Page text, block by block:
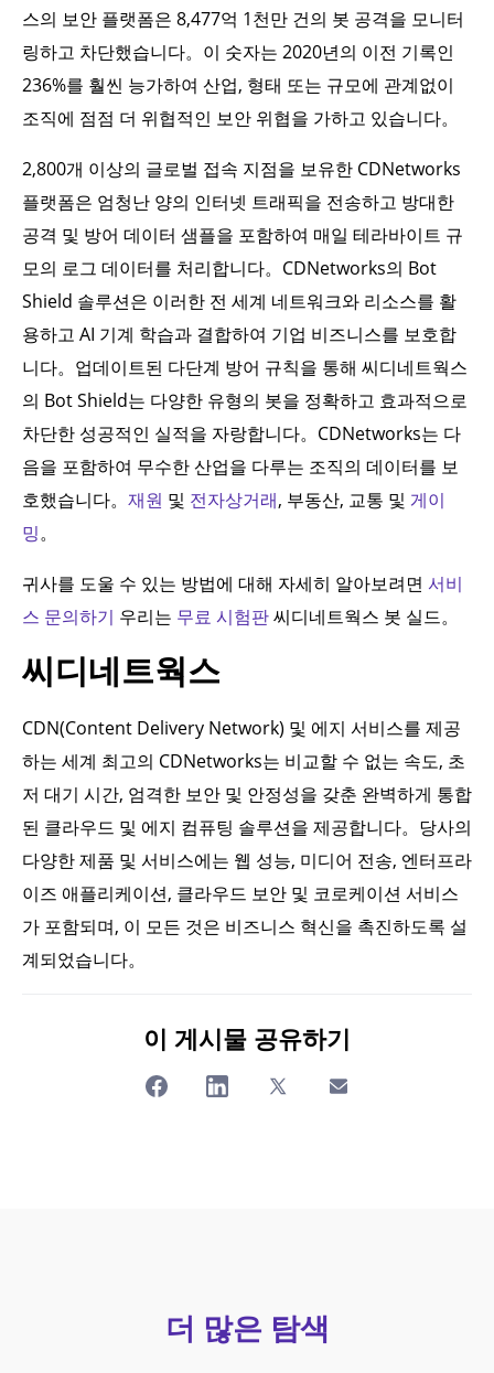
스의 보안 플랫폼은 8,477억 1천만 건의 봇 공격을 모니터
링하고 차단했습니다。이 숫자는 2020년의 이전 기록인
236%를 훨씬 능가하여 산업, 형태 또는 규모에 관계없이
조직에 점점 더 위협적인 보안 위협을 가하고 있습니다。
2,800개 이상의 글로벌 접속 지점을 보유한 CDNetworks
플랫폼은 엄청난 양의 인터넷 트래픽을 전송하고 방대한
공격 및 방어 데이터 샘플을 포함하여 매일 테라바이트 규
모의 로그 데이터를 처리합니다。CDNetworks의 Bot
Shield 솔루션은 이러한 전 세계 네트워크와 리소스를 활
용하고 AI 기계 학습과 결합하여 기업 비즈니스를 보호합
니다。업데이트된 다단계 방어 규칙을 통해 씨디네트웍스
의 Bot Shield는 다양한 유형의 봇을 정확하고 효과적으로
차단한 성공적인 실적을 자랑합니다。CDNetworks는 다
음을 포함하여 무수한 산업을 다루는 조직의 데이터를 보
호했습니다。 재원 및 전자상거래, 부동산, 교통 및 게이
밍。
귀사를 도울 수 있는 방법에 대해 자세히 알아보려면 서비
스 문의하기 우리는 무료 시험판씨디네트웍스 봇 실드。
씨디네트웍스
CDN(Content Delivery Network) 및 에지 서비스를 제공
하는 세계 최고의 CDNetworks는 비교할 수 없는 속도, 초
저 대기 시간, 엄격한 보안 및 안정성을 갖춘 완벽하게 통합
된 클라우드 및 에지 컴퓨팅 솔루션을 제공합니다。당사의
다양한 제품 및 서비스에는 웹 성능, 미디어 전송, 엔터프라
이즈 애플리케이션, 클라우드 보안 및 코로케이션 서비스
가 포함되며, 이 모든 것은 비즈니스 혁신을 촉진하도록 설
계되었습니다。
이 게시물 공유하기
더 많은 탐색